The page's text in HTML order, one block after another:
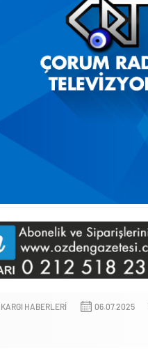
KARGI HABERLERI 06.07.2025